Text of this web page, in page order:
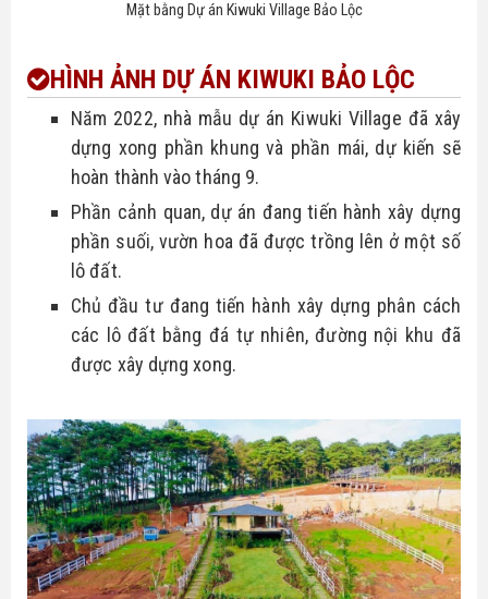
Mặt bằng Dự án Kiwuki Village Bảo Lộc
HÌNH ẢNH DỰ ÁN KIWUKI BẢO LỘC
Năm 2022, nhà mẫu dự án Kiwuki Village đã xây
dựng xong phần khung và phần mái, dự kiến sẽ
hoàn thành vào tháng 9.
Phần cảnh quan, dự án đang tiến hành xây dựng
phần suối, vườn hoa đã được trồng lên ở một số
lô đất.
Chủ đầu tư đang tiến hành xây dựng phân cách
các lô đất bằng đá tự nhiên, đường nội khu đã
được xây dựng xong.